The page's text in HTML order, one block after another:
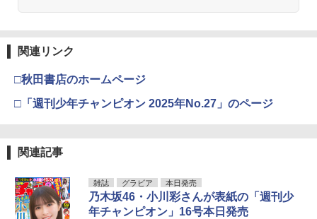
関連リンク
□秋田書店のホームページ
□「週刊少年チャンピオン 2025年No.27」のページ
関連記事
雑誌 グラビア 本日発売
乃木坂46・小川彩さんが表紙の「週刊少
年チャンピオン」16号本日発売